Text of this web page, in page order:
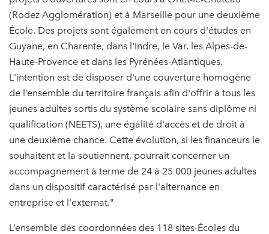
(Rodez Agglomération) et à Marseille pour une deuxième
École. Des projets sont également en cours d'études en
Guyane, en Charente, dans l'Indre, le Var, les Alpes-de-
Haute-Provence et dans les Pyrénées-Atlantiques.
L'intention est de disposer d'une couverture homogène
de l’ensemble du territoire français afin d'offrir à tous les
jeunes adultes sortis du système scolaire sans diplôme ni
qualification (NEETS), une égalité d'accès et de droit à
une deuxième chance. Cette évolution, si les financeurs le
souhaitent et la soutiennent, pourrait concerner un
accompagnement à terme de 24 à 25 000 jeunes adultes
dans un dispositif caractérisé par l'alternance en
entreprise et l'externat."
L’ensemble des coordonnées des 118 sites-Écoles du